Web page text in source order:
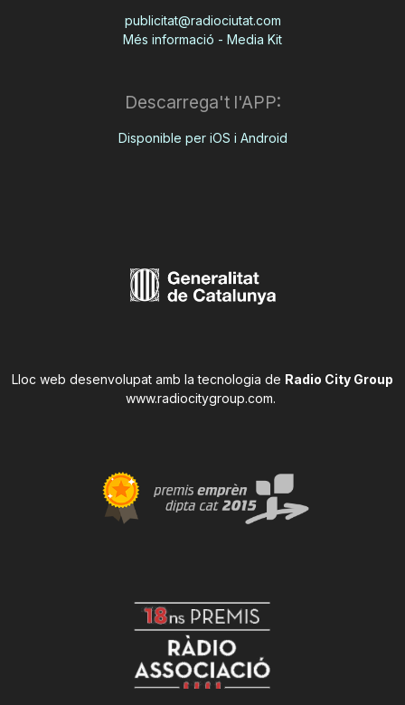
publicitat@radiociutat.com
Més informació - Media Kit
Descarrega't l'APP:
Disponible per iOS i Android
Lloc web desenvolupat amb la tecnologia de Radio City Group
www.radiocitygroup.com.